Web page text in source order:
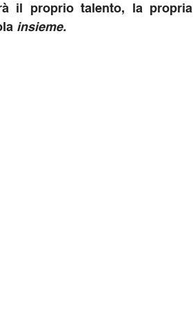
il proprio talento, la propria
insieme.